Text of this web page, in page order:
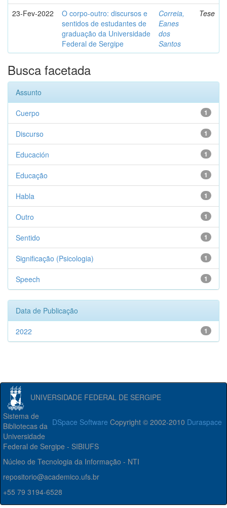
23-Fev-2022
O corpo-outro: discursos e
sentidos de estudantes de
graduação da Universidade
Federal de Sergipe
Correia,
Eanes
dos
Santos
Tese
Busca facetada
Assunto
1
Cuerpo
1
Discurso
1
Educación
1
Educação
1
Habla
1
Outro
1
Sentido
1
Significação (Psicologia)
1
Speech
Data de Publicação
1
2022
UNIVERSIDADE FEDERAL DE SERGIPE
DSpace Software Copyright © 2002-2010 Duraspace
Sistema de
Bibliotecas da
Universidade
Federal de Sergipe - SIBIUFS
Núcleo de Tecnologia da Informação - NTI
repositorio@academico.ufs.br
+55 79 3194-6528